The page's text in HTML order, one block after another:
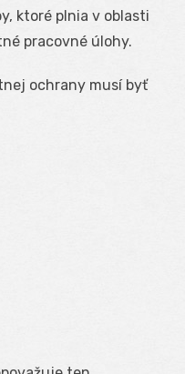
ktoré plnia v oblasti
pracovné úlohy.
ochrany musí byť